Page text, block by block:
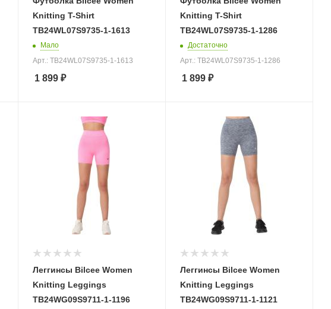
Knitting T-Shirt
TB24WL07S9735-1-1613
Мало
Арт.: TB24WL07S9735-1-1613
1 899₽
Knitting T-Shirt
TB24WL07S9735-1-1286
Достаточно
Арт.: TB24WL07S9735-1-1286
1 899₽
Леггинсы Bilcee Women
Knitting Leggings
TB24WG09S9711-1-1196
Леггинсы Bilcee Women
Knitting Leggings
TB24WG09S9711-1-1121